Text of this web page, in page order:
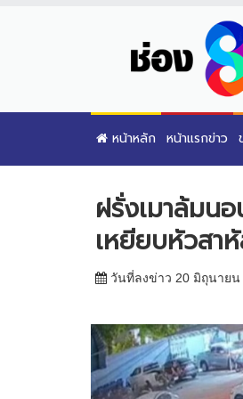
หน้าหลัก หน้าแรกข่าว
ฝรั่งเมาล้มน
เหยียบหัวสา
วันที่ลงข่าว 20 มิถุนายน